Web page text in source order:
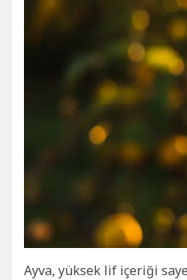
Ayva, yüksek lif içeriği